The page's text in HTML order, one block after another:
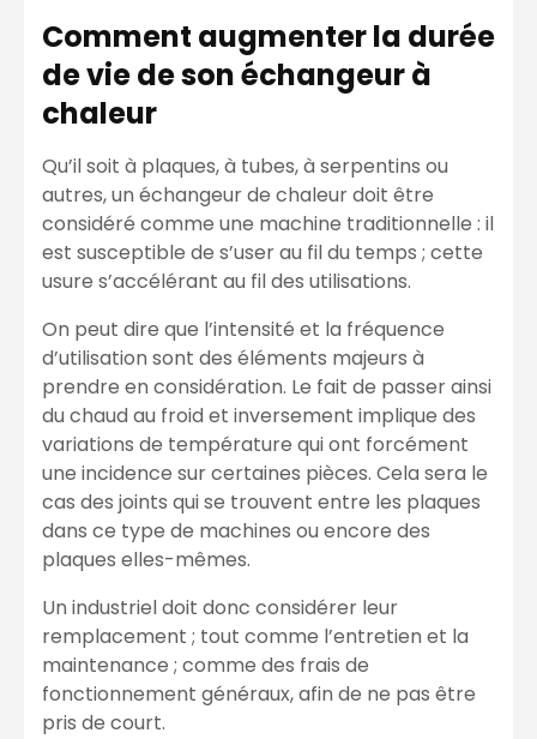
Comment augmenter la durée
de vie de son échangeur à
chaleur
Qu’il soit à plaques, à tubes, à serpentins ou
autres, un échangeur de chaleur doit être
considéré comme une machine traditionnelle : il
est susceptible de s’user au fil du temps ; cette
usure s’accélérant au fil des utilisations.
On peut dire que l’intensité et la fréquence
d’utilisation sont des éléments majeurs à
prendre en considération. Le fait de passer ainsi
du chaud au froid et inversement implique des
variations de température qui ont forcément
une incidence sur certaines pièces. Cela sera le
cas des joints qui se trouvent entre les plaques
dans ce type de machines ou encore des
plaques elles-mêmes.
Un industriel doit donc considérer leur
remplacement ; tout comme l’entretien et la
maintenance ; comme des frais de
fonctionnement généraux, afin de ne pas être
pris de court.